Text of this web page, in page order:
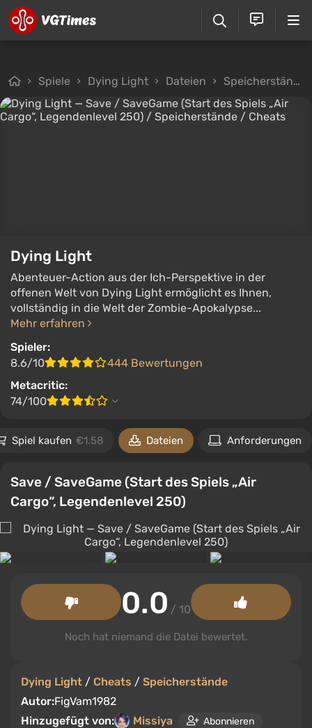
Spiele Dying Light Dateien Speicherstände
Dying Light
Abenteuer-Action aus der Ich-Perspektive in der
offenen Welt von Dying Light ermöglicht es Ihnen,
vollständig in die Welt der Zombie-Apokalypse...
Mehr erfahren
Spieler:
8.6/10
444 Bewertungen
Metacritic:
74/100
Spiel kaufen €1.58 Dateien Anforderungen
Save / SaveGame (Start des Spiels „Air
Cargo“, Legendenlevel 250)
Dying Light / Cheats / Speicherstände
Autor:FigVam1982
Hinzugefügt von:
Missiya Abonnieren
0.0 / 10
Noch hat niemand die Datei bewertet.